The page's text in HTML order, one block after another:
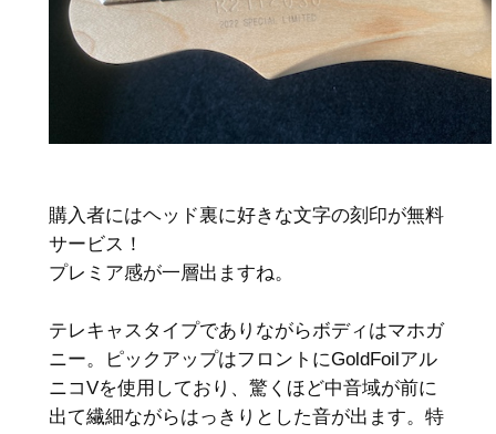
購入者にはヘッド裏に好きな文字の刻印が無料
サービス！
プレミア感が一層出ますね。
テレキャスタイプでありながらボディはマホガ
ニー。ピックアップはフロントにGoldFoilアル
ニコVを使用しており、驚くほど中音域が前に
出て繊細ながらはっきりとした音が出ます。特